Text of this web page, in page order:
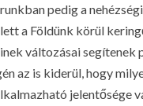
pedig a
a Földünk körül
változásai segítenek
az is kiderül, hogy
jelentősége